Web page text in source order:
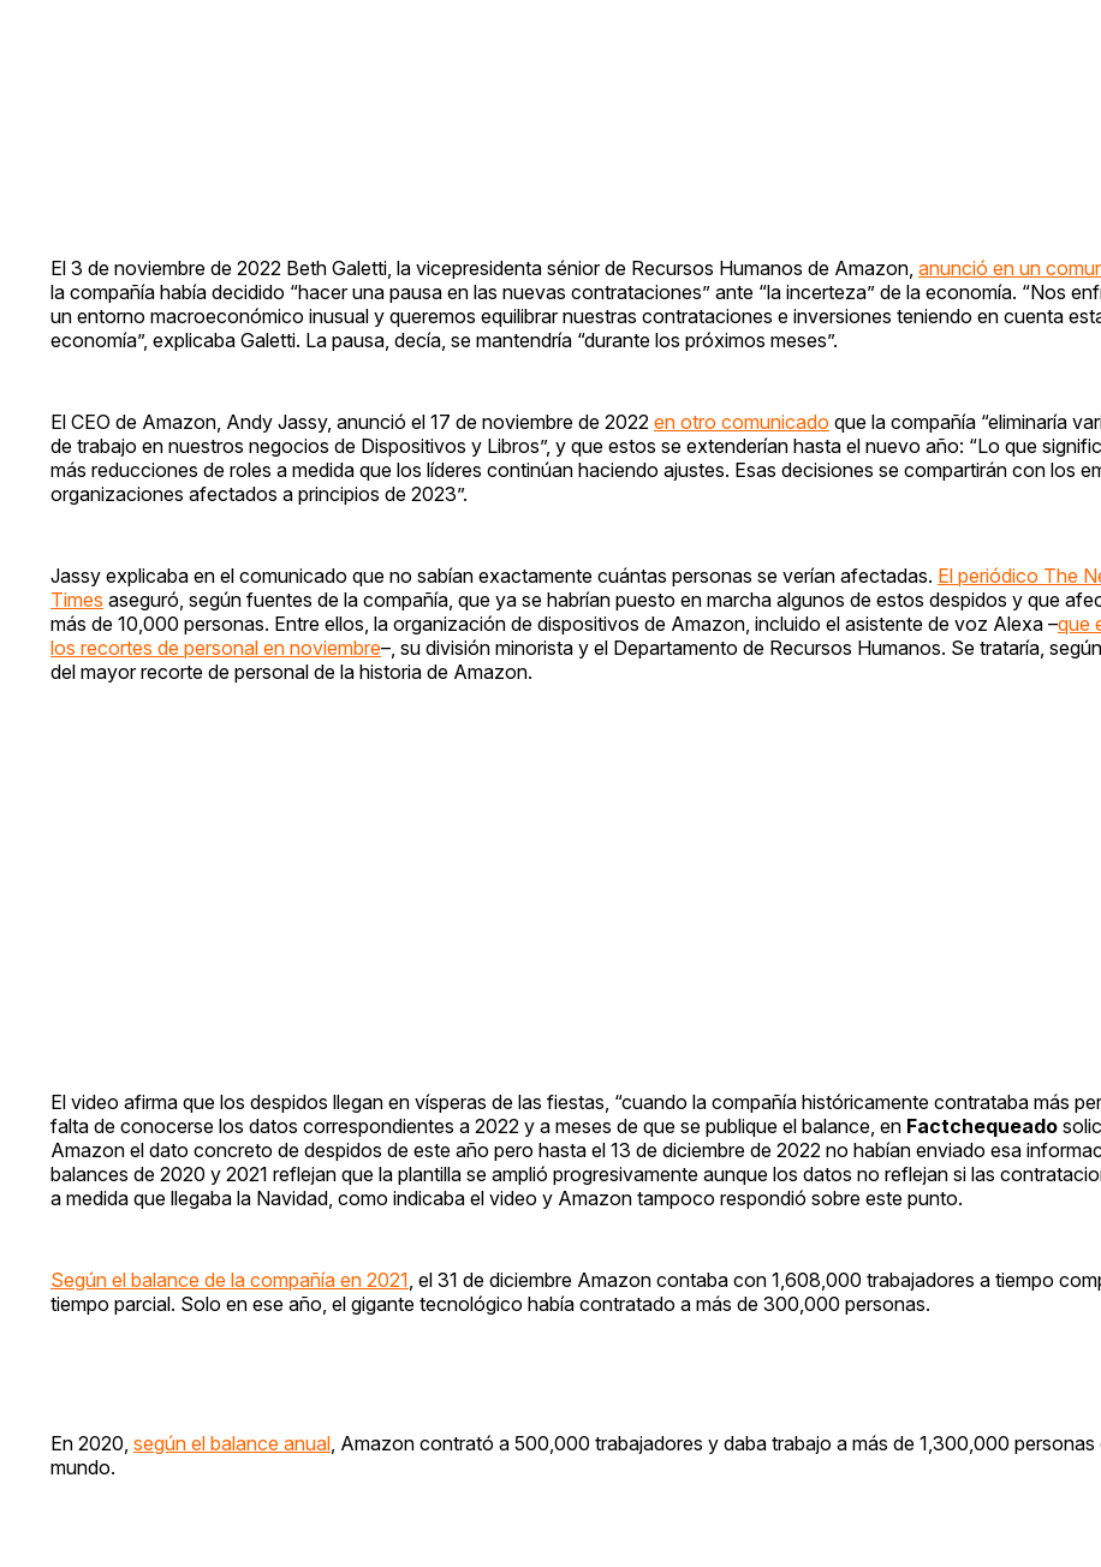
El 3 de noviembre de 2022 Beth Galetti, la vicepresidenta sénior de Recursos Humanos de Amazon, anunció en un
la compañía había decidido “hacer una pausa en las nuevas contrataciones” ante “la incerteza” de la economía. “Nos
un entorno macroeconómico inusual y queremos equilibrar nuestras contrataciones e inversiones teniendo en cuenta
economía”, explicaba Galetti. La pausa, decía, se mantendría “durante los próximos meses”.
El CEO de Amazon, Andy Jassy, anunció el 17 de noviembre de 2022 en otro comunicado que la compañía “eliminaría
de trabajo en nuestros negocios de Dispositivos y Libros”, y que estos se extenderían hasta el nuevo año: “Lo que
más reducciones de roles a medida que los líderes continúan haciendo ajustes. Esas decisiones se compartirán con los
organizaciones afectados a principios de 2023”.
Jassy explicaba en el comunicado que no sabían exactamente cuántas personas se verían afectadas. El periódico The
Times aseguró, según fuentes de la compañía, que ya se habrían puesto en marcha algunos de estos despidos y que
más de 10,000 personas. Entre ellos, la organización de dispositivos de Amazon, incluido el asistente de voz Alexa –que
los recortes de personal en noviembre–, su división minorista y el Departamento de Recursos Humanos. Se trataría, según
del mayor recorte de personal de la historia de Amazon.
El video afirma que los despidos llegan en vísperas de las fiestas, “cuando la compañía históricamente contrataba más
falta de conocerse los datos correspondientes a 2022 y a meses de que se publique el balance, en Factchequeado
Amazon el dato concreto de despidos de este año pero hasta el 13 de diciembre de 2022 no habían enviado esa
balances de 2020 y 2021 reflejan que la plantilla se amplió progresivamente aunque los datos no reflejan si las
a medida que llegaba la Navidad, como indicaba el video y Amazon tampoco respondió sobre este punto.
Según el balance de la compañía en 2021 , el 31 de diciembre Amazon contaba con 1,608,000 trabajadores a tiempo
tiempo parcial. Solo en ese año, el gigante tecnológico había contratado a más de 300,000 personas.
En 2020, según el balance anual , Amazon contrató a 500,000 trabajadores y daba trabajo a más de 1,300,000
mundo.